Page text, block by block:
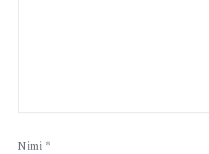
Nimi *